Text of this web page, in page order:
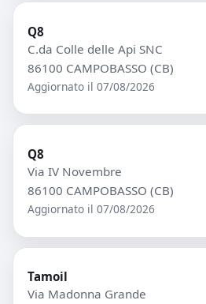
Q8
C.da Colle delle Api SNC
86100 CAMPOBASSO (CB)
Aggiornato il 07/08/2026
Q8
Via IV Novembre
86100 CAMPOBASSO (CB)
Aggiornato il 07/08/2026
Tamoil
Via Madonna Grande